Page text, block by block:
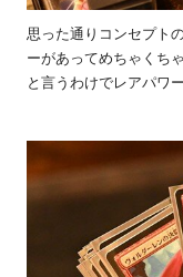
思った通りコンセプト
ーがあってめちゃくち
と言うわけでレアパワ